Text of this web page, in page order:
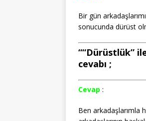
Bir gün
sonucunda dürüst
““Dürüstlük”
cevabı ;
Cevap :
Ben arkadaşlarımla